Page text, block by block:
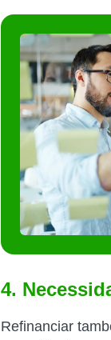
4.
Refinanciar